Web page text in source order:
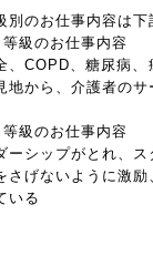
別のお仕事内容は下
級のお仕事内容
、COPD、糖尿病
地から、介護者の
級のお仕事内容
ーシップがとれ、
さげないように激
いる